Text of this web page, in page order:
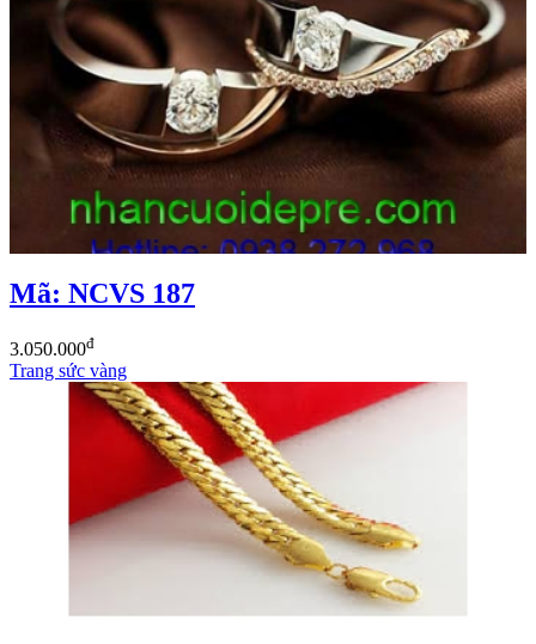
Mã: NCVS 187
3.050.000đ
Trang sức vàng